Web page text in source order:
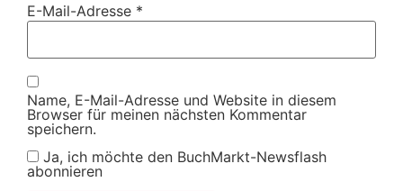
E-Mail-Adresse *
Name, E-Mail-Adresse und Website in diesem
Browser für meinen nächsten Kommentar
speichern.
Ja, ich möchte den BuchMarkt-Newsflash
abonnieren